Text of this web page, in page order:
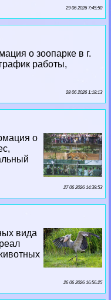
29 06 2026 7:45:50
о зоопарке в г.
работы,
28 06 2026 1:18:13
о
27 06 2026 14:39:53
вида
26 06 2026 16:56:25